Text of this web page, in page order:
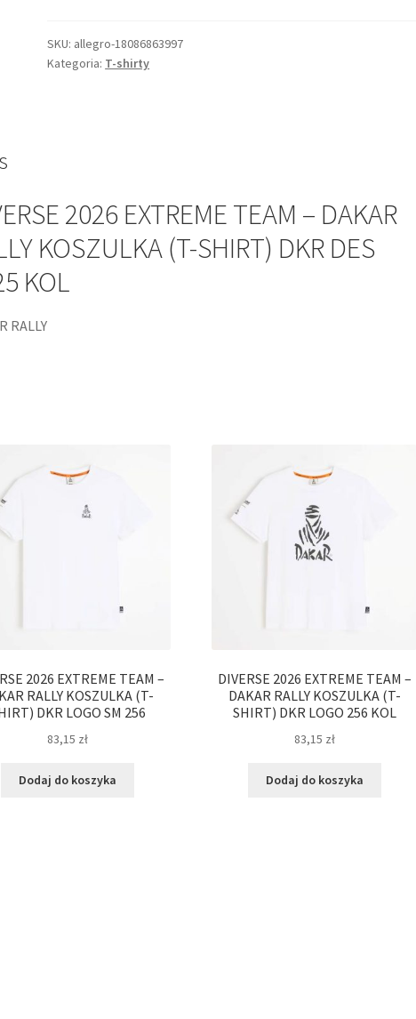
TEAM
-
DES
1725
SKU: allegro-18086863997
Kategoria: T-shirty
2026 EXTREME TEAM – DAKAR
KOSZULKA (T-SHIRT) DKR DES
KOL
RALLY
2026 EXTREME TEAM –
RALLY KOSZULKA (T-
DKR LOGO SM 256
83,15 zł
Dodaj do koszyka
DIVERSE 2026 EXTREME TEAM –
DAKAR RALLY KOSZULKA (T-
SHIRT) DKR LOGO 256 KOL
83,15 zł
Dodaj do koszyka